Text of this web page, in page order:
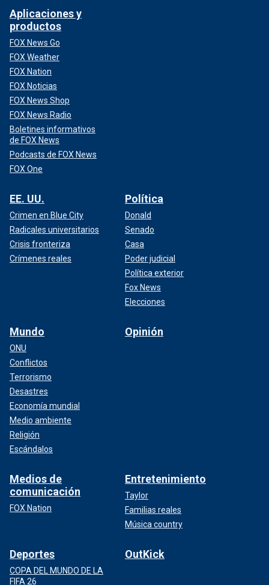
Aplicaciones y
productos
FOX News Go
FOX Weather
FOX Nation
FOX Noticias
FOX News Shop
FOX News Radio
Boletines informativos
de FOX News
Podcasts de FOX News
FOX One
EE. UU.
Crimen en Blue City
Radicales universitarios
Crisis fronteriza
Crímenes reales
Política
Donald
Senado
Casa
Poder judicial
Política exterior
Fox News
Elecciones
Mundo
ONU
Conflictos
Terrorismo
Desastres
Economía mundial
Medio ambiente
Religión
Escándalos
Opinión
Medios de
comunicación
FOX Nation
Entretenimiento
Taylor
Familias reales
Música country
Deportes
COPA DEL MUNDO DE LA
FIFA 26
OutKick